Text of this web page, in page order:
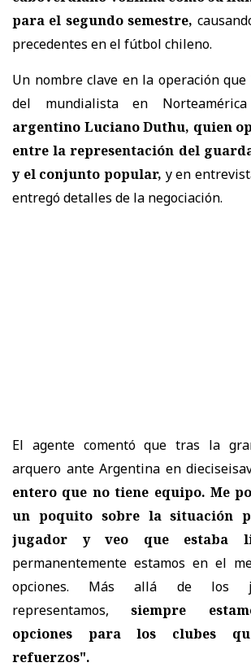
para el segundo semestre,
precedentes en el fútbol chileno.
Un nombre clave en la operación
del mundialista en
argentino Luciano Duthu, quien
entre la representación del
y el conjunto popular, y en
entregó detalles de la negociación.
El agente comentó que tras la
arquero ante Argentina en
entero que no tiene equipo. Me
un poquito sobre la situación
jugador y veo que estaba
permanentemente estamos en el
opciones. Más allá de los
representamos,siempre
opciones para los clubes
refuerzos".